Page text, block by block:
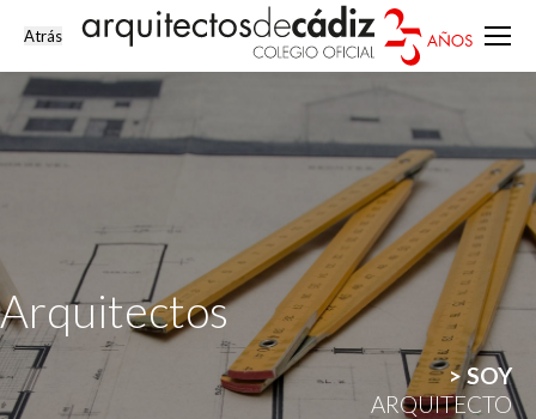
Arquitectos
> SOY
ARQUITECTO